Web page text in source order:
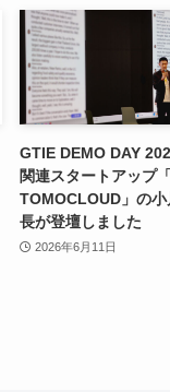
GTIE DEMO DAY
関連スタートアップ
TOMOCLOUD」の
長が登壇しました
2026年6月11日